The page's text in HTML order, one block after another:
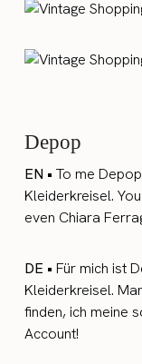
Depop
EN •To me
Kleiderkreisel.
even Chiara
DE •Für mich ist
Kleiderkreisel.
finden, ich meine
Account!